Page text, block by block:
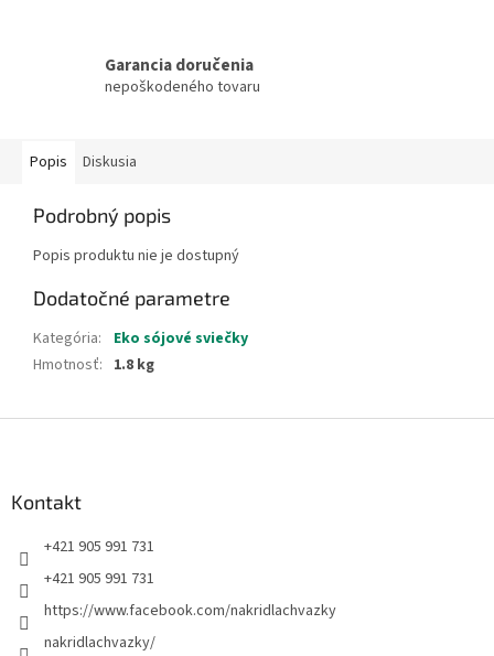
Garancia doručenia
nepoškodeného tovaru
Popis Diskusia
Podrobný popis
Popis produktu nie je dostupný
Dodatočné parametre
Kategória:
Eko sójové sviečky
Hmotnosť: 1.8 kg
Kontakt
+421 905 991 731
+421 905 991 731
https://www.facebook.com/nakridlachvazky
nakridlachvazky/